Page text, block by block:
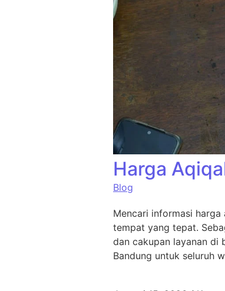
Harga
Blog
Mencari informasi
tempat yang tepat.
dan cakupan layanan di
Bandung untuk seluruh